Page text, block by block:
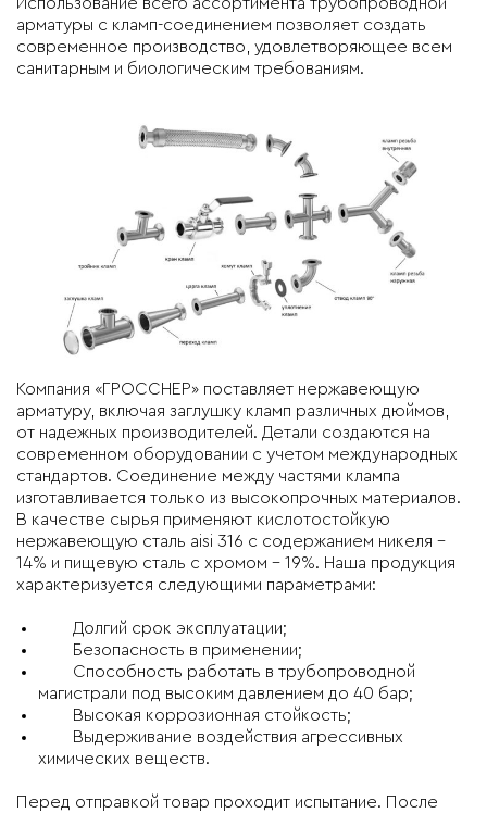
арматуры с кламп-соединением позволяет создать
современное производство, удовлетворяющее всем
санитарным и биологическим требованиям.
Компания «ГРОССНЕР» поставляет нержавеющую
арматуру, включая заглушку кламп различных дюймов,
от надежных производителей. Детали создаются на
современном оборудовании с учетом международных
стандартов. Соединение между частями клампа
изготавливается только из высокопрочных материалов.
В качестве сырья применяют кислотостойкую
нержавеющую сталь aisi 316 с содержанием никеля –
14% и пищевую сталь с хромом – 19%. Наша продукция
характеризуется следующими параметрами:
Долгий срок эксплуатации;
Безопасность в применении;
Способность работать в трубопроводной
магистрали под высоким давлением до 40 бар;
Высокая коррозионная стойкость;
Выдерживание воздействия агрессивных
химических веществ.
Перед отправкой товар проходит испытание. После